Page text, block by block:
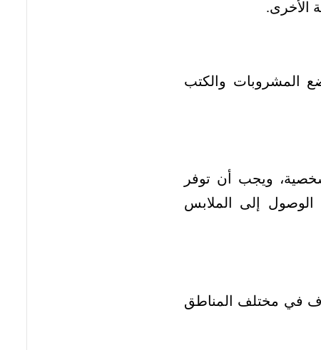
الأخرى.
المشروبات والكتب
ويجب أن توفر
الوصول إلى الملابس
في مختلف المناطق